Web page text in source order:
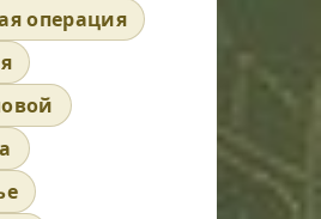
операция